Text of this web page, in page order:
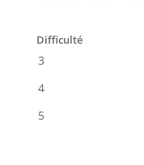
Difficulté
3
4
5